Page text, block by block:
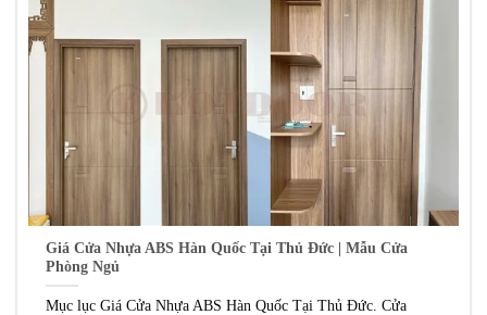
Giá Cửa Nhựa ABS Hàn Quốc Tại Thủ Đức | Mẫu Cửa
Phòng Ngủ
Mục lục Giá Cửa Nhựa ABS Hàn Quốc Tại Thủ Đức. Cửa